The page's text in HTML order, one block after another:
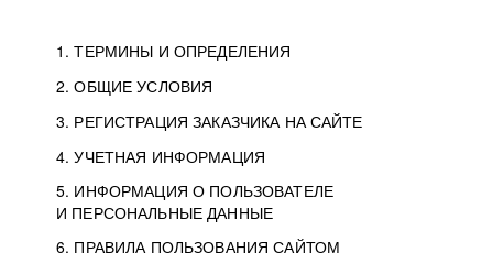
1. ТЕРМИНЫ И ОПРЕДЕЛЕНИЯ
2. ОБЩИЕ УСЛОВИЯ
3. РЕГИСТРАЦИЯ ЗАКАЗЧИКА НА САЙТЕ
4. УЧЕТНАЯ ИНФОРМАЦИЯ
5. ИНФОРМАЦИЯ О ПОЛЬЗОВАТЕЛЕ
И ПЕРСОНАЛЬНЫЕ ДАННЫЕ
6. ПРАВИЛА ПОЛЬЗОВАНИЯ САЙТОМ